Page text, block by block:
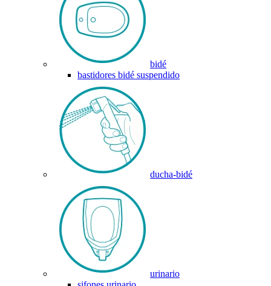
bidé
bastidores bidé suspendido
ducha-bidé
urinario